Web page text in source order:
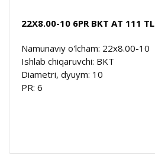
22X8.00-10 6PR BKT AT 111 TL
Namunaviy o'lcham: 22x8.00-10
Ishlab chiqaruvchi: BKT
Diametri, dyuym: 10
PR: 6